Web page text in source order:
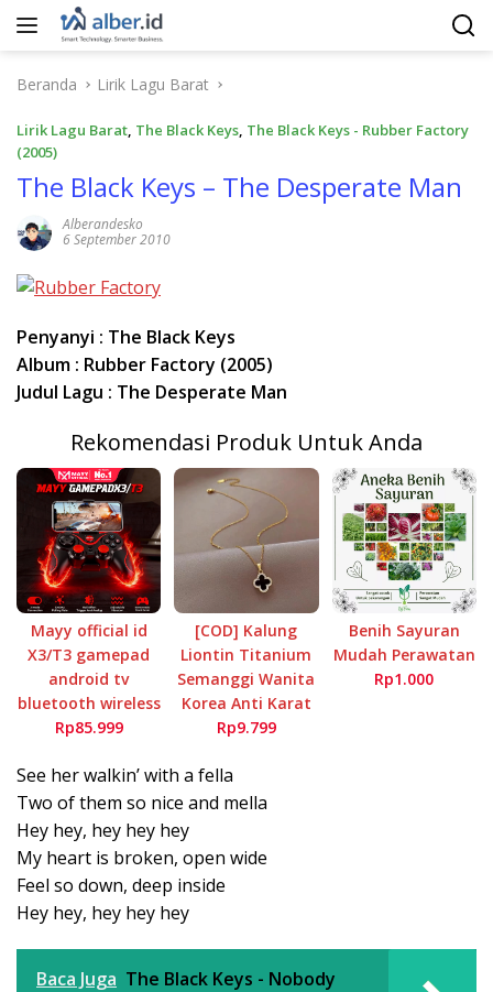
Langsung
Beranda
Lirik Lagu Barat
Lirik Lagu Barat, The Black Keys, The Black Keys - Rubber Factory
(2005)
The Black Keys – The Desperate Man
Alberandesko
6 September 2010
Penyanyi : The Black Keys
Album : Rubber Factory (2005)
Judul Lagu : The Desperate Man
Rekomendasi Produk Untuk Anda
Mayy official id
X3/T3 gamepad
android tv
bluetooth wireless
Rp85.999
[COD] Kalung
Liontin Titanium
Semanggi Wanita
Korea Anti Karat
Rp9.799
Benih Sayuran
Mudah Perawatan
Rp1.000
See her walkin’ with a fella
Two of them so nice and mella
Hey hey, hey hey hey
My heart is broken, open wide
Feel so down, deep inside
Hey hey, hey hey hey
Baca Juga The Black Keys - Nobody